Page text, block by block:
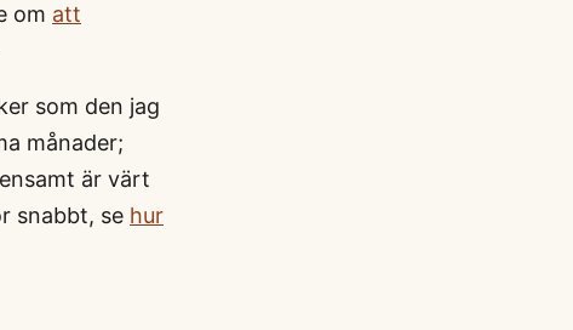
om att
som den jag
månader;
är värt
snabbt, se hur